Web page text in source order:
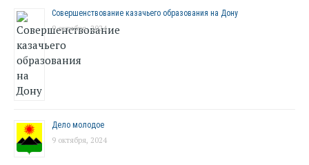
Совершенствование казачьего образования на Дону
9 октября, 2024
Дело молодое
9 октября, 2024